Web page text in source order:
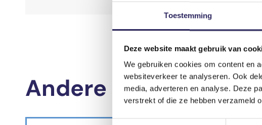
Toestemming
Deze website maakt gebruik van
We gebruiken cookies om content en
websiteverkeer te analyseren. Ook
media, adverteren en analyse. Deze
verstrekt of die ze hebben verzameld
Andere